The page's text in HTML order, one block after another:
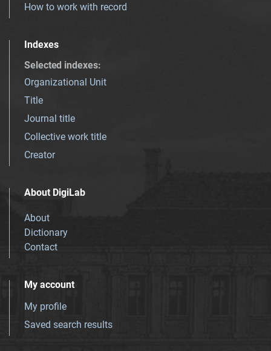
How to work with record
Indexes
Selected indexes:
Organizational Unit
Title
Journal title
Collective work title
Creator
About DigiLab
About
Dictionary
Contact
My account
My profile
Saved search results